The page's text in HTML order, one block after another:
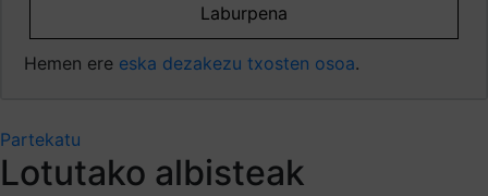
Laburpena
Hemen ere eska dezakezu txosten osoa.
Partekatu
Lotutako albisteak